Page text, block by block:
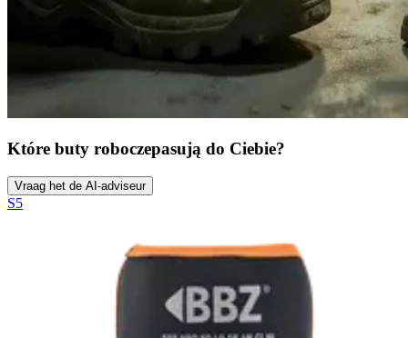
Które buty roboczepasują do Ciebie?
Vraag het de AI-adviseur
S5